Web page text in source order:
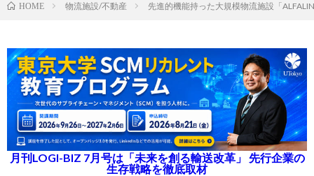
HOME 物流施設/不動産 先進的機能持った大規模物流施設「
月刊LOGI-BIZ 7月号は「未来を創る輸送改革」 先行企業の
生存戦略を徹底取材